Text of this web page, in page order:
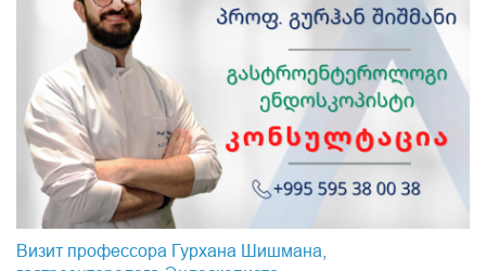
Визит профессора Гурхана Шишмана,